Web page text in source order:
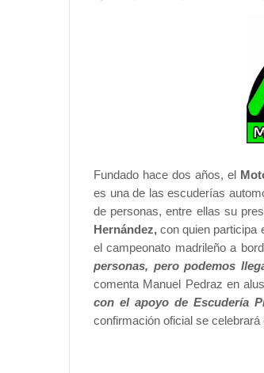
Fundado hace dos años, el
es una de las escuderías
de personas, entre ellas su
Hernández, con quien participa
el campeonato madrileño a
personas, pero podemos
comenta Manuel Pedraz en
con el apoyo de Escudería
confirmación oficial se celebrará